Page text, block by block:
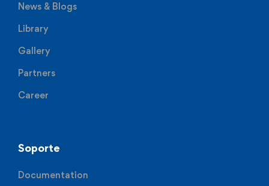
News & Blogs
Library
Gallery
Partners
Career
Soporte
Documentation